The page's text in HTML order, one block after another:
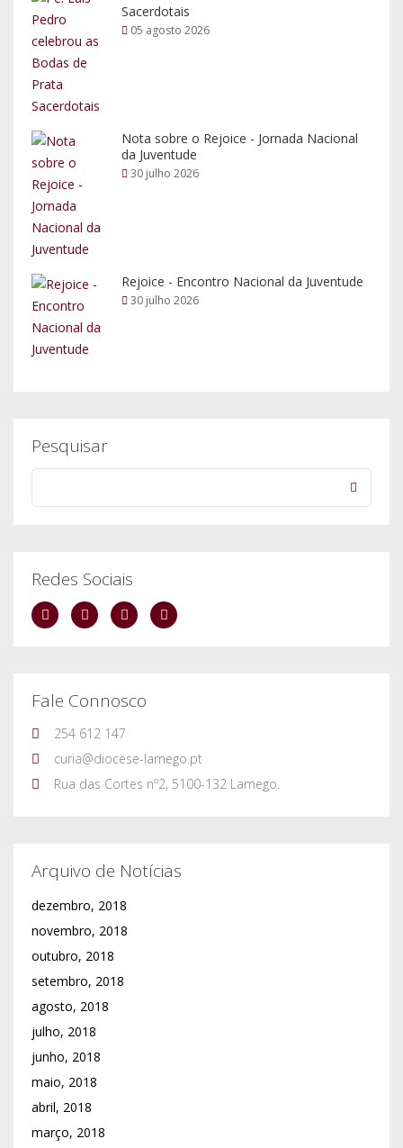
Sacerdotais
05 agosto 2026
Nota sobre o Rejoice - Jornada Nacional
da Juventude
30 julho 2026
Rejoice - Encontro Nacional da Juventude
30 julho 2026
Pesquisar
Redes Sociais
Fale Connosco
254 612 147
curia@diocese-lamego.pt
Rua das Cortes nº2, 5100-132 Lamego.
Arquivo de Notícias
dezembro, 2018
novembro, 2018
outubro, 2018
setembro, 2018
agosto, 2018
julho, 2018
junho, 2018
maio, 2018
abril, 2018
março, 2018